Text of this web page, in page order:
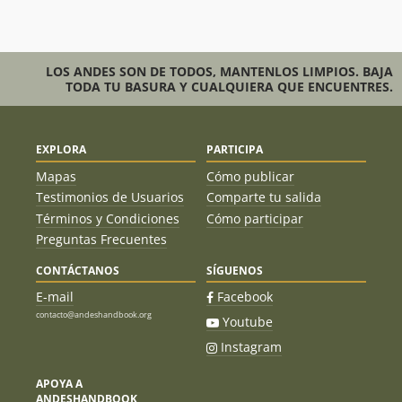
14/09/18 Rodrigo Bravo
02/09/18 José Andrés Breinbauer Court
07/07/18 Carlos Sabbione
15/04/18 Rodrigo Salas
17/03/18 Rodrigo Cartagena Araya
11/03/18 Rodrigo Bonilla
15/02/18
Antonio J. P. Calderón
21/01/18
LOS ANDES SON DE TODOS, MANTENLOS LIMPIOS. BAJA
TODA TU BASURA Y CUALQUIERA QUE ENCUENTRES.
EXPLORA
Mapas
Testimonios de Usuarios
Términos y Condiciones
Preguntas Frecuentes
PARTICIPA
Cómo publicar
Comparte tu salida
Cómo participar
CONTÁCTANOS
E-mail
contacto@andeshandbook.org
SÍGUENOS
Facebook
Youtube
Instagram
APOYA A